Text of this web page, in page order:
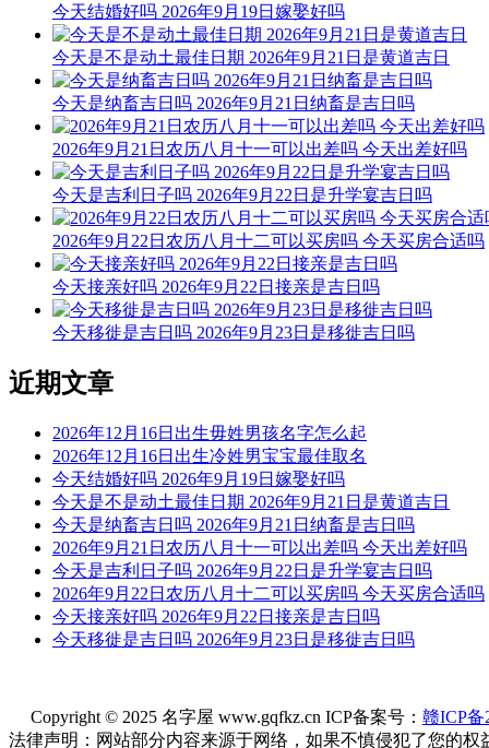
今天结婚好吗 2026年9月19日嫁娶好吗
今天是不是动土最佳日期 2026年9月21日是黄道吉日
今天是纳畜吉日吗 2026年9月21日纳畜是吉日吗
2026年9月21日农历八月十一可以出差吗 今天出差好吗
今天是吉利日子吗 2026年9月22日是升学宴吉日吗
2026年9月22日农历八月十二可以买房吗 今天买房合适吗
今天接亲好吗 2026年9月22日接亲是吉日吗
今天移徙是吉日吗 2026年9月23日是移徙吉日吗
近期文章
2026年12月16日出生毋姓男孩名字怎么起
2026年12月16日出生冷姓男宝宝最佳取名
今天结婚好吗 2026年9月19日嫁娶好吗
今天是不是动土最佳日期 2026年9月21日是黄道吉日
今天是纳畜吉日吗 2026年9月21日纳畜是吉日吗
2026年9月21日农历八月十一可以出差吗 今天出差好吗
今天是吉利日子吗 2026年9月22日是升学宴吉日吗
2026年9月22日农历八月十二可以买房吗 今天买房合适吗
今天接亲好吗 2026年9月22日接亲是吉日吗
今天移徙是吉日吗 2026年9月23日是移徙吉日吗
Copyright © 2025 名字屋 www.gqfkz.cn ICP备案号： 赣ICP备
法律声明：网站部分内容来源于网络，如果不慎侵犯了您的权